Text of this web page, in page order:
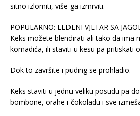
sitno izlomiti, više ga izmrviti.
POPULARNO: LEDENI VJETAR SA
Keks možete blendirati ali tako da ima
komadića, ili staviti u kesu pa pritiskati
Dok to završite i puding se prohladio.
Keks staviti u jednu veliku posudu pa
bombone, orahe i čokoladu i sve